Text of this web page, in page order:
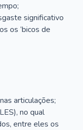
significativo
os ‘bicos de
articulações;
no qual
entre eles os